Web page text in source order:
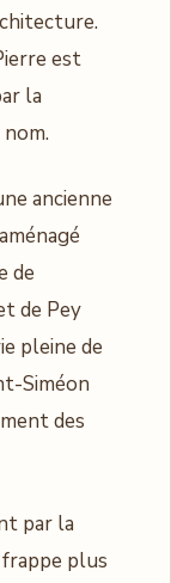
est
la
ancienne
de
de Pey
pleine de
Siméon
des
par la
plus